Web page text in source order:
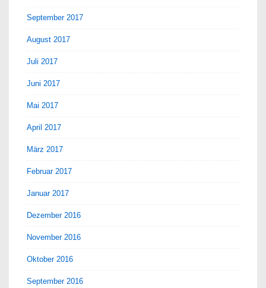
September 2017
August 2017
Juli 2017
Juni 2017
Mai 2017
April 2017
März 2017
Februar 2017
Januar 2017
Dezember 2016
November 2016
Oktober 2016
September 2016